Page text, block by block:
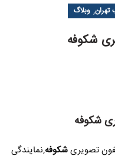
تهران, وبلاگ
شکوفه
شکوفه
تصویریشکوفه,نمایندگی